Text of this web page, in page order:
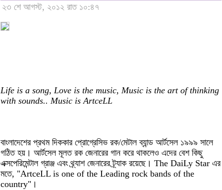
২৩ শে আগস্ট, ২০১২ রাত ১০:৪৭
Life is a song, Love is the music, Music is the art of thinking
with sounds.. Music is ArtceLL
বাংলাদেশের প্রথম দিককার প্রোগ্রেসিভ রক/মেটাল ব্যান্ড আর্টসেল ১৯৯৯ সালে
গঠিত হয়। আর্টসেল মূলত রক জেনারের গান করে থাকলেও এদের বেশ কিছু
এক্সপেরিমেন্টাল গ্রাঞ্জ এবং থ্র্যাশ জেনারের ট্র্যাক রয়েছে। The DaiLy Star এর
মতে, "ArtceLL is one of the Leading rock bands of the
country"।